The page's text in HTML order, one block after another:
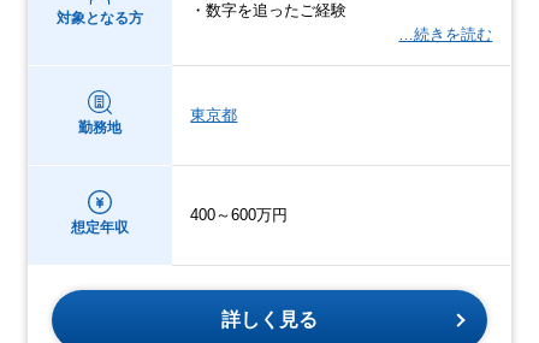
対象となる方
・数字を追ったご経験
…続きを読む
勤務地
東京都
想定年収
400～600万円
詳しく見る